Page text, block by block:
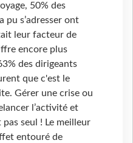
50% des
pu s’adresser ont
leur facteur de
encore plus
des dirigeants
que c'est le
Gérer une crise ou
l’activité et
seul ! Le meilleur
entouré de